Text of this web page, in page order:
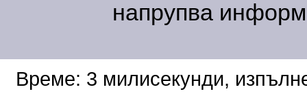
напрупва
Време: 3 милисекунди,